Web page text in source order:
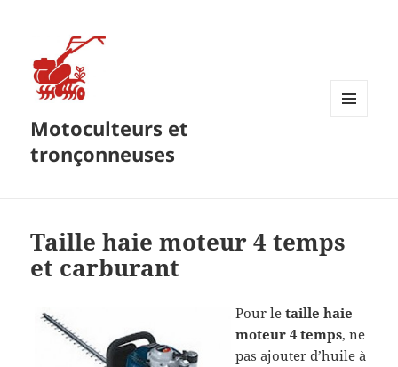
Motoculteurs et
tronçonneuses
Taille haie moteur 4 temps
et carburant
Pour letaille haie
moteur 4 temps, ne
pas ajouter d’huile à